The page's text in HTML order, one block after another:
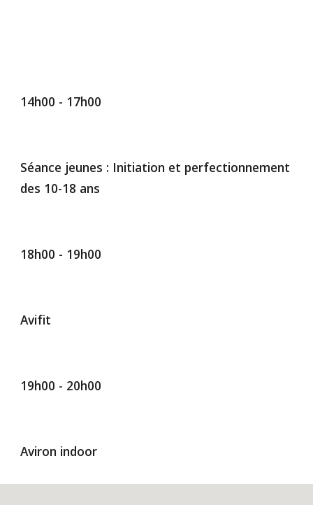
14h00 - 17h00
Séance jeunes : Initiation et perfectionnement
des 10-18 ans
18h00 - 19h00
Avifit
19h00 - 20h00
Aviron indoor